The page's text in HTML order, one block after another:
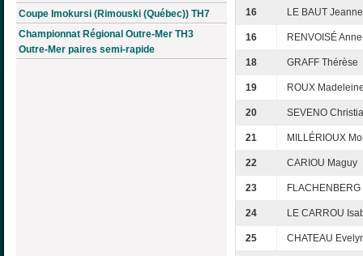
Coupe Imokursi (Rimouski (Québec)) TH7
Championnat Régional Outre-Mer TH3
Outre-Mer paires semi-rapide
16 LE BAUT Jeanne
16 RENVOISÉ
18 GRAFF Thérèse
19 ROUX
20 SEVENO
21 MILLÉRIOUX
22 CARIOU Maguy
23
24 LE CARROU
25 CHATEAU